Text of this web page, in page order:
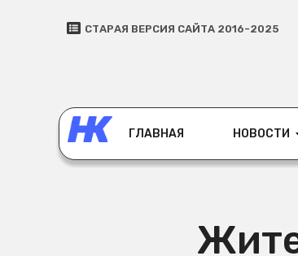
СТАРАЯ ВЕРСИЯ САЙТА 2016-2025
ГЛАВНАЯ НОВОСТИ